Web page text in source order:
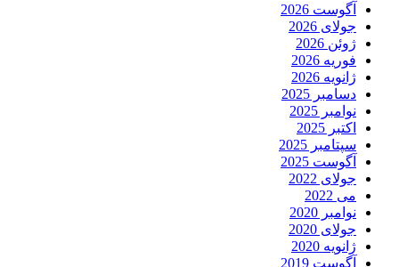
آگوست 2026
جولای 2026
ژوئن 2026
فوریه 2026
ژانویه 2026
دسامبر 2025
نوامبر 2025
اکتبر 2025
سپتامبر 2025
آگوست 2025
جولای 2022
می 2022
نوامبر 2020
جولای 2020
ژانویه 2020
آگوست 2019